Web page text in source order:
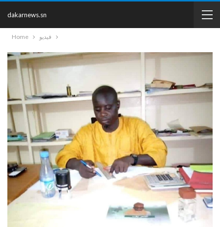
dakarnews.sn
Home فيديو